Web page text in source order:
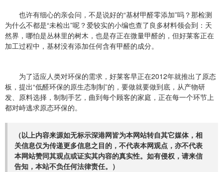
也许有细心的亲会问，不是说好的“基材甲醛零添加”吗？那检测
为什么不都是“未检出”呢？爱较实的小编也查了良多材料领会到：天
然界，哪怕是丛林里的树木，也是存正在微量甲醛的，但好莱客正在
加工过程中，基材没有添加任何含有甲醛的成分。
为了适应人类对环保的需求，好莱客早正在2012年就推出了原态
板，提出“低醛环保的原生态制制”的，要做就要做到底，从产物研
发、原料选择，制制手艺，曲到每个顾客的家庭，正在每一个环节上
都对峙逃求原态环保的。
（以上内容来源如无标示深港网皆为本网站转自其它媒体，相
关信息仅为传递更多信息之目的，不代表本网观点，亦不代表
本网站赞同其观点或证实其内容的真实性。如有侵权，请来信
告知，本站不负任何法律责任。）